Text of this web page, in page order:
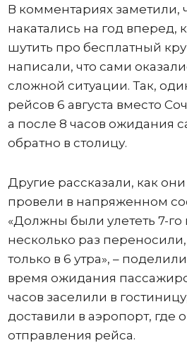
В комментариях заметили,
накатались на год вперед,
шутить про бесплатный
написали, что сами
сложной ситуации. Так,
рейсов 6 августа вместо
а после 8 часов ожидания
обратно в столицу.
Другие рассказали, как они
провели в напряженном
«Должны были улететь 7-го
несколько раз
только в 6 утра», –
время ожидания
часов заселили в
доставили в аэропорт, где
отправления рейса.